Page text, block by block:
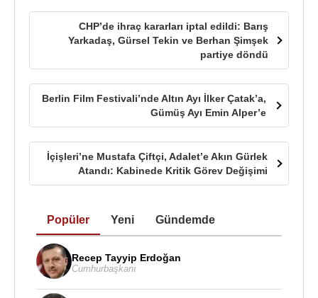
CHP’de ihraç kararları iptal edildi: Barış
Yarkadaş, Gürsel Tekin ve Berhan Şimşek
partiye döndü
Berlin Film Festivali’nde Altın Ayı İlker Çatak’a,
Gümüş Ayı Emin Alper’e
İçişleri’ne Mustafa Çiftçi, Adalet’e Akın Gürlek
Atandı: Kabinede Kritik Görev Değişimi
Popüler Yeni Gündemde
Recep Tayyip Erdoğan
Cumhurbaşkanı